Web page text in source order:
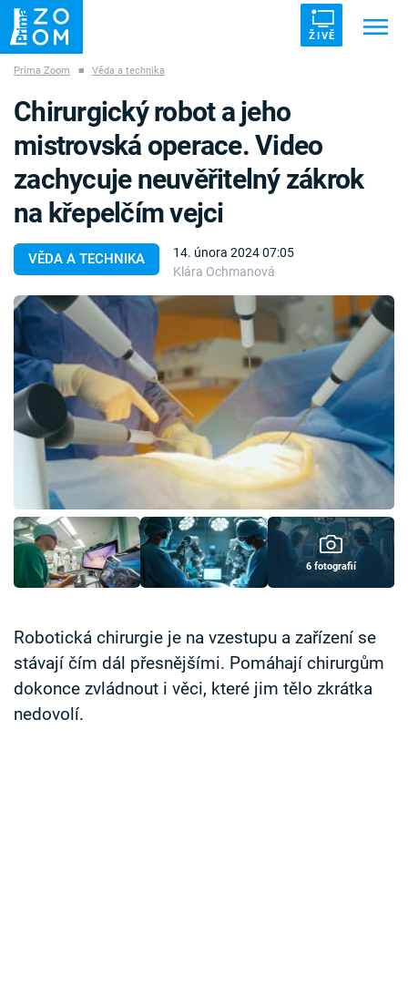
ŽIVĚ
ZÁHADY VETŘELCI DÁVNOVĚKU
Témata
Témata
Pořady
TV Program
Časopis
Přihlášení
Prima Zoom ■ Věda a technika
VĚDA A TECHNIKA
14. února 2024 07:05
Klára Ochmanová
Chirurgický robot a jeho
mistrovská operace. Video
zachycuje neuvěřitelný zákrok
na křepelčím vejci
6 fotografií
Robotická chirurgie je na vzestupu a zařízení se
stávají čím dál přesnějšími. Pomáhají chirurgům
dokonce zvládnout i věci, které jim tělo zkrátka
nedovolí.